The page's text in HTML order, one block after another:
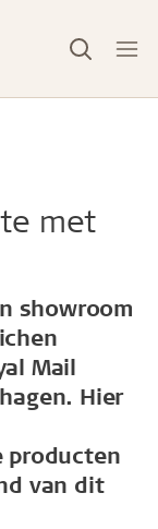
met
showroom
Mail
Hier
producten
van dit